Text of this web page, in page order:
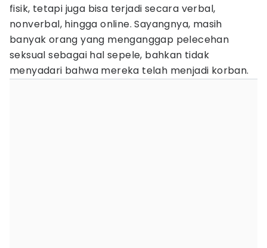
fisik, tetapi juga bisa terjadi secara verbal,
nonverbal, hingga online. Sayangnya, masih
banyak orang yang menganggap pelecehan
seksual sebagai hal sepele, bahkan tidak
menyadari bahwa mereka telah menjadi korban.